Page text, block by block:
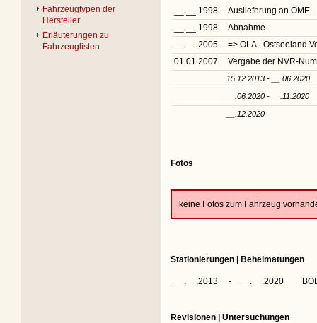
Fahrzeugtypen der
Hersteller
Erläuterungen zu
Fahrzeuglisten
__.__.1998
Auslieferung an OME
__.__.1998
Abnahme
__.__.2005
=> OLA - Ostseeland
01.01.2007
Vergabe der NVR-
15.12.2013 - __.06.2020
__.06.2020 - __.11.2020
__.12.2020 -
Fotos
keine Fotos zum Fahrzeug
Stationierungen | Beheimatungen
__.__.2013 - __.__.2020
Revisionen | Untersuchungen